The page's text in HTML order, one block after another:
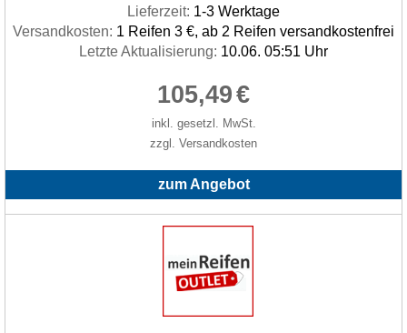
Lieferzeit: 1-3 Werktage
Versandkosten: 1 Reifen 3 €, ab 2 Reifen versandkostenfrei
Letzte Aktualisierung: 10.06. 05:51 Uhr
105,49€
inkl. gesetzl. MwSt.
zzgl. Versandkosten
zum Angebot